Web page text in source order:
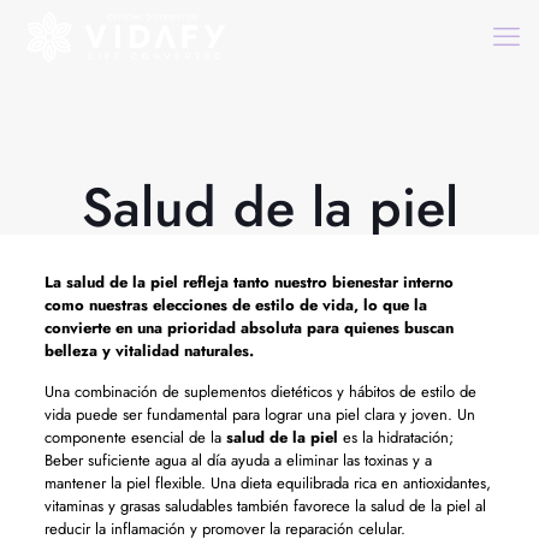
Salud de la piel
La salud de la piel refleja tanto nuestro bienestar interno
como nuestras elecciones de estilo de vida, lo que la
convierte en una prioridad absoluta para quienes buscan
belleza y vitalidad naturales.
Una combinación de suplementos dietéticos y hábitos de estilo de
vida puede ser fundamental para lograr una piel clara y joven. Un
componente esencial de la salud de la piel es la hidratación;
Beber suficiente agua al día ayuda a eliminar las toxinas y a
mantener la piel flexible. Una dieta equilibrada rica en antioxidantes,
vitaminas y grasas saludables también favorece la salud de la piel al
reducir la inflamación y promover la reparación celular.